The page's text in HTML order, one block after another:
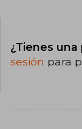
¿Tienes
sesión para